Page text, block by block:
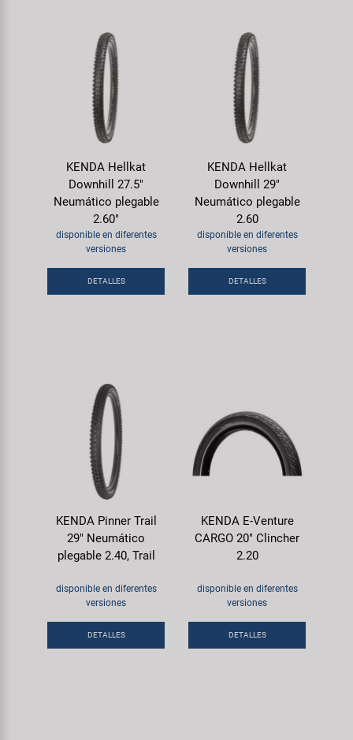
KENDA Hellkat
Downhill 27.5"
Neumático plegable
2.60"
disponible en diferentes
versiones
DETALLES
KENDA Hellkat
Downhill 29"
Neumático plegable
2.60
disponible en diferentes
versiones
DETALLES
KENDA Pinner Trail
29" Neumático
plegable 2.40, Trail
disponible en diferentes
versiones
DETALLES
KENDA E-Venture
CARGO 20" Clincher
2.20
disponible en diferentes
versiones
DETALLES